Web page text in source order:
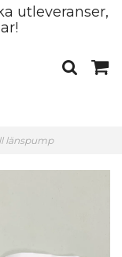
utleveranser,
länspump